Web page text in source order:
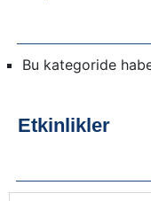
Bu kategoride
Etkinlikler